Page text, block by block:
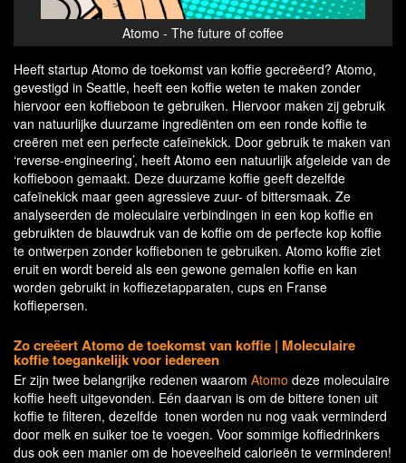
Atomo - The future of coffee
Heeft startup Atomo de toekomst van koffie gecreëerd? Atomo,
gevestigd in Seattle, heeft een koffie weten te maken zonder
hiervoor een koffieboon te gebruiken. Hiervoor maken zij gebruik
van natuurlijke duurzame ingrediënten om een ​​ronde koffie te
creëren met een perfecte cafeïnekick. Door gebruik te maken van
‘reverse-engineering’, heeft Atomo een natuurlijk afgeleide van de
koffieboon gemaakt. Deze duurzame koffie geeft dezelfde
cafeïnekick maar geen agressieve zuur- of bittersmaak. Ze
analyseerden de moleculaire verbindingen in een kop koffie en
gebruikten de blauwdruk van de koffie om de perfecte kop koffie
te ontwerpen zonder koffiebonen te gebruiken. Atomo koffie ziet
eruit en wordt bereid als een gewone gemalen koffie en kan
worden gebruikt in koffiezetapparaten, cups en Franse
koffiepersen.
Zo creëert Atomo de toekomst van koffie | Moleculaire
koffie toegankelijk voor iedereen
Er zijn twee belangrijke redenen waarom Atomo deze moleculaire
koffie heeft uitgevonden. Eén daarvan is om de bittere tonen uit
koffie te filteren, dezelfde tonen worden nu nog vaak verminderd
door melk en suiker toe te voegen. Voor sommige koffiedrinkers
dus ook een manier om de hoeveelheid calorieën te verminderen!